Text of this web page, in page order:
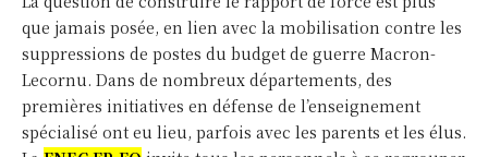
que jamais posée, en lien avec la mobilisation contre les
suppressions de postes du budget de guerre Macron-
Lecornu. Dans de nombreux départements, des
premières initiatives en défense de l’enseignement
spécialisé ont eu lieu, parfois avec les parents et les élus.